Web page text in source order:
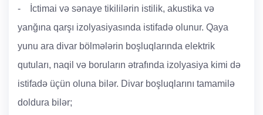
- İctimai və sənaye tikililərin istilik, akustika və
yanğına qarşı izolyasiyasında istifadə olunur. Qaya
yunu ara divar bölmələrin boşluqlarında elektrik
qutuları, naqil və boruların ətrafında izolyasiya kimi də
istifadə üçün oluna bilər. Divar boşluqlarını tamamilə
doldura bilər;